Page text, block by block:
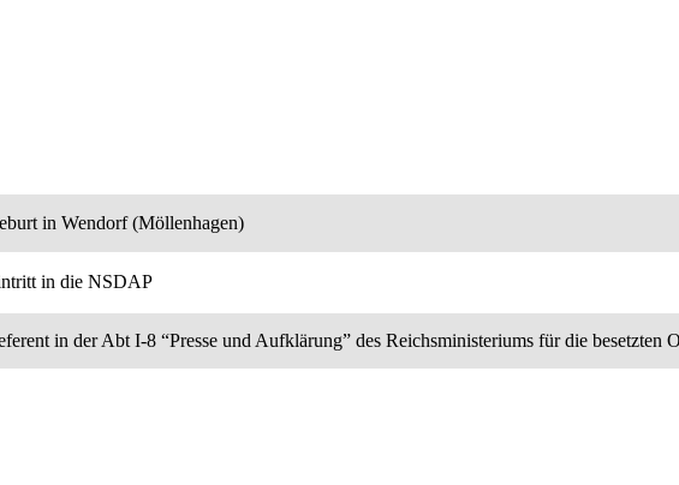
in Wendorf (Möllenhagen)
in die NSDAP
in der Abt I-8 “Presse und Aufklärung” des Reichsministeriums für die besetzten